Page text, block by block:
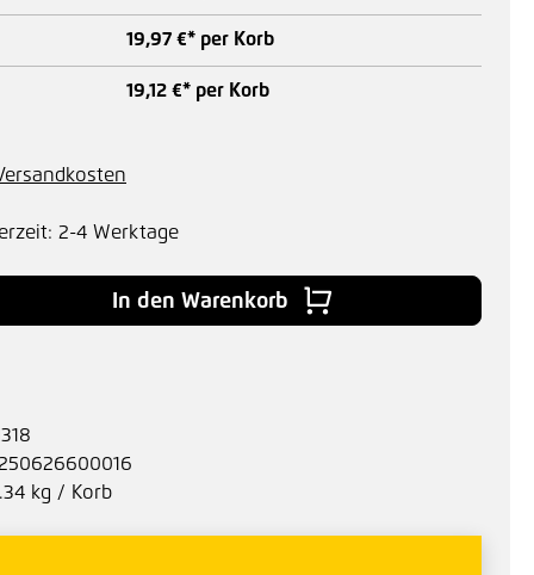
19,97 €* per Korb
19,12 €* per Korb
2-4 Werktage
Gib den gewünschten Wert ein oder
In den Warenkorb
kg / Korb